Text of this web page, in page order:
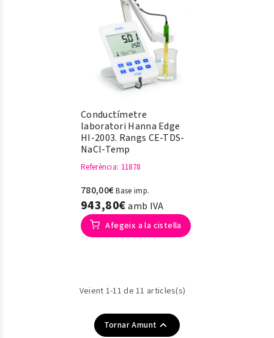
Conductímetre
laboratori Hanna Edge
HI-2003. Rangs CE-TDS-
NaCl-Temp
Referència: 11878
780,00€Base imp.
943,80€amb IVA
Afegeix a la cistella
Veient 1-11 de 11 articles(s)
Tornar Amunt 